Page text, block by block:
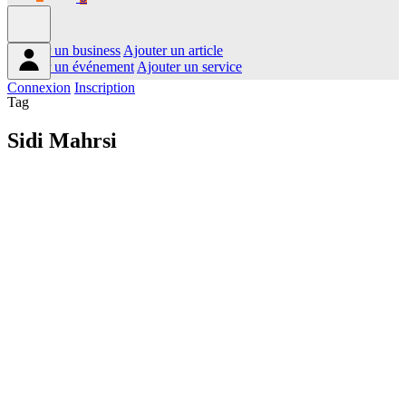
Ajouter un business Ajouter un article
Ajouter un événement Ajouter un service
Connexion Inscription
Tag
Sidi Mahrsi